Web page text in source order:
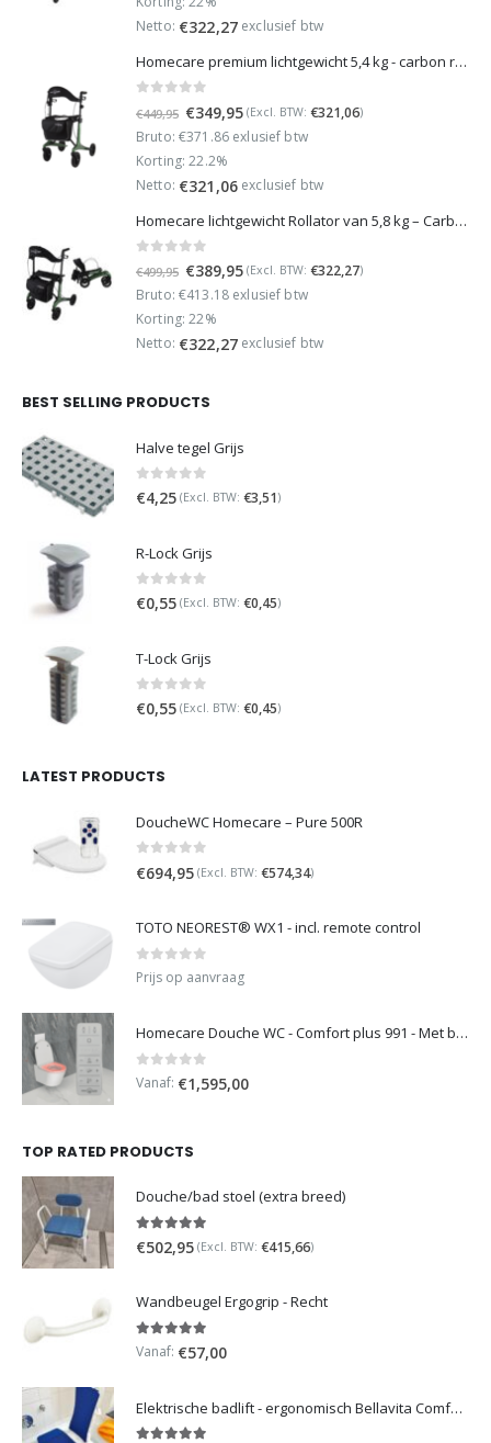
€499,95. €389,95.
Netto: €322,27exclusief btw
Homecare premium lichtgewicht 5,4 kg - carbon rollator - 150 kg draaggewicht - Opvouwbaar - Groen - incl stokhouder
€449,95 Oorspronkelijke
prijs
was:
€449,95.
€349,95Huidige
prijs
€349,95.
(Excl. BTW: €321,06)
Bruto: €371.86 exlusief btw
Korting: 22.2%
Netto: €321,06exclusief btw
Homecare lichtgewicht Rollator van 5,8 kg – Carbon rollator tot 150 kg draaggewicht – Dubbel opvouwbaar en inclusief reistas - Groen
out of 5
€499,95 Oorspronkelijke
prijs
was:
€499,95.
€389,95Huidige
prijs
€389,95.
(Excl. BTW: €322,27)
Bruto: €413.18 exlusief btw
Korting: 22%
Netto: €322,27exclusief btw
BEST SELLING PRODUCTS
Halve tegel Grijs
0 out of 5
€4,25 (Excl. BTW: €3,51)
R-Lock Grijs
0 out of 5
€0,55 (Excl. BTW: €0,45)
T-Lock Grijs
0 out of 5
€0,55 (Excl. BTW: €0,45)
LATEST PRODUCTS
DoucheWC Homecare – Pure 500R
€694,95 (Excl. BTW: €574,34)
TOTO NEOREST® WX1 - incl. remote control
0 out of 5
Prijs op aanvraag
Homecare Douche WC - Comfort plus 991 - Met brilverwarming
0 out of 5
Vanaf: €1,595,00
TOP RATED PRODUCTS
Douche/bad stoel (extra breed)
5.00out of 5
€502,95 (Excl. BTW: €415,66)
Wandbeugel Ergogrip - Recht
5.00out of 5
Vanaf: €57,00
Elektrische badlift - ergonomisch Bellavita Comfort 2G